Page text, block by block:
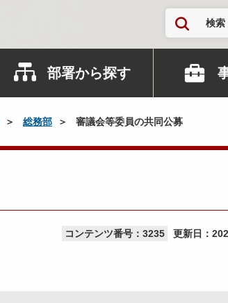
検索
部署から探す
総務部 審議会等委員の共同公募
コンテンツ番号：3235 更新日：